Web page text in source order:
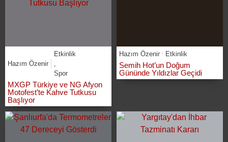
Hazım Özenir
Etkinlik
Spor
MXGP Türkiye ve NG Afyon
Motofest’te Kahve Tutkusu
Başlıyor
Hazım Özenir Etkinlik
Semih Hot’un Doğum
Gününde Yıldızlar Geçidi